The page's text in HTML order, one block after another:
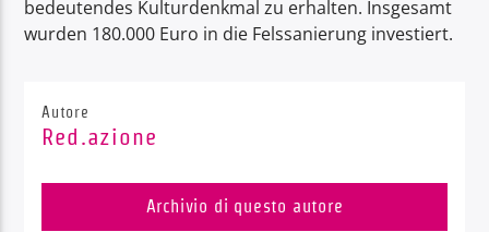
bedeutendes Kulturdenkmal zu erhalten. Insgesamt
wurden 180.000 Euro in die Felssanierung investiert.
Autore
Red.azione
Archivio di questo autore